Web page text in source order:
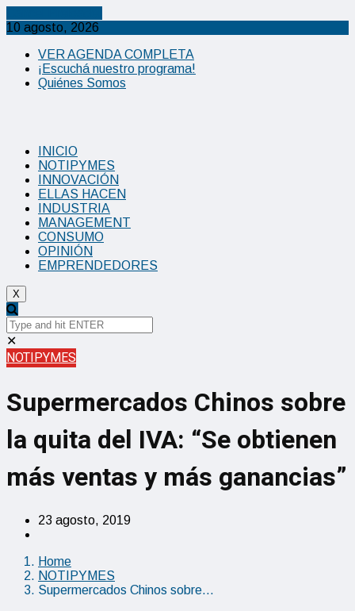
10 agosto, 2026
VER AGENDA COMPLETA
¡Escuchá nuestro programa!
Quiénes Somos
INICIO
NOTIPYMES
INNOVACIÓN
ELLAS HACEN
INDUSTRIA
MANAGEMENT
CONSUMO
OPINIÓN
EMPRENDEDORES
X
✕
NOTIPYMES
Supermercados Chinos sobre
la quita del IVA: “Se obtienen
más ventas y más ganancias”
23 agosto, 2019
Home
NOTIPYMES
Supermercados Chinos sobre…